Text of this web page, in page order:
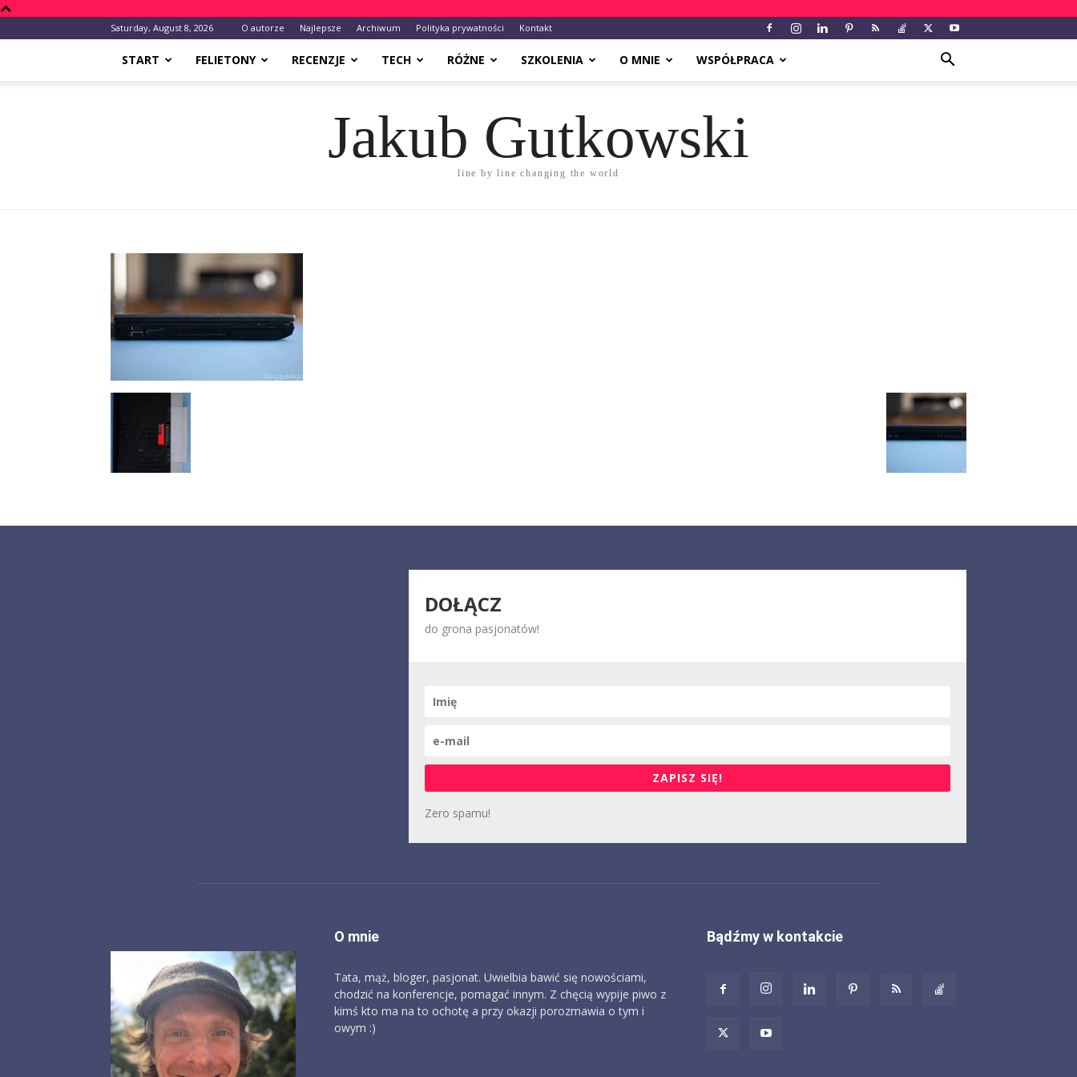
Saturday, August 8, 2026 O autorze Najlepsze Archiwum Polityka prywatności Kontakt
START FELIETONY RECENZJE TECH RÓŻNE SZKOLENIA O MNIE WSPÓŁPRACA
Jakub Gutkowski
line by line changing the world
DOŁĄCZ
do grona pasjonatów!
ZAPISZ SIĘ!
Zero spamu!
O mnie
Tata, mąż, bloger, pasjonat. Uwielbia bawić się nowościami,
chodzić na konferencje, pomagać innym. Z chęcią wypije piwo z
kimś kto ma na to ochotę a przy okazji porozmawia o tym i
owym :)
Bądźmy w kontakcie